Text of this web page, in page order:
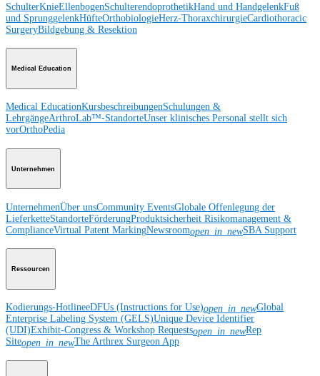
SchulterKnieEllenbogenSchulterendoprothetikHand und HandgelenkFuß
und SprunggelenkHüfteOrthobiologieHerz-ThoraxchirurgieCardiothoracic
SurgeryBildgebung & Resektion
Medical Education
Medical EducationKursbeschreibungenSchulungen &
LehrgängeArthroLab™-StandorteUnser klinisches Personal stellt sich
vorOrthoPedia
Unternehmen
UnternehmenÜber unsCommunity EventsGlobale Offenlegung der
LieferketteStandorteFörderungProduktsicherheit Risikomanagement &
ComplianceVirtual Patent MarkingNewsroomopen_in_newSBA Support
Ressourcen
Kodierungs-HotlineeDFUs (Instructions for Use)open_in_newGlobal
Enterprise Labeling System (GELS)Unique Device Identifier
(UDI)Exhibit-Congress & Workshop Requestsopen_in_newRep
Siteopen_in_newThe Arthrex Surgeon App